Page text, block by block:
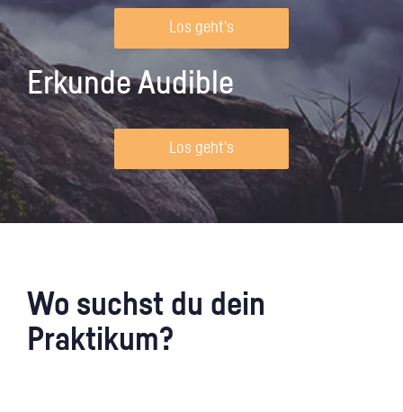
Los geht's
Erkunde Audible
Los geht's
Wo suchst du dein
Praktikum?